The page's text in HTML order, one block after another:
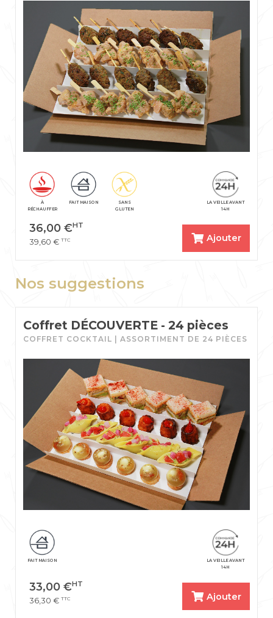
LA VEILLE AVANT
14H
À
RÉCHAUFFER
FAIT MAISON
SANS
GLUTEN
36,00 €HT
39,60 € TTC Ajouter
Nos suggestions
Coffret DÉCOUVERTE - 24 pièces
COFFRET COCKTAIL | ASSORTIMENT DE 24 PIÈCES
LA VEILLE AVANT
14H
FAIT MAISON
33,00 €HT
36,30 € TTC Ajouter